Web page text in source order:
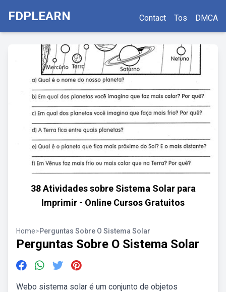
FDPLEARN Contact Tos DMCA
38 Atividades sobre Sistema Solar para
Imprimir - Online Cursos Gratuitos
Home>Perguntas Sobre O Sistema Solar
Perguntas Sobre O Sistema Solar
Webo sistema solar é um conjunto de objetos